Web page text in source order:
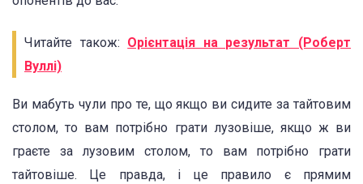
Читайте також: Орієнтація на результат (Роберт
Вуллі)
Ви мабуть чули про те, що якщо ви сидите за тайтовим
столом, то вам потрібно грати лузовіше, якщо ж ви
граєте за лузовим столом, то вам потрібно грати
тайтовіше. Це правда, і це правило є прямим